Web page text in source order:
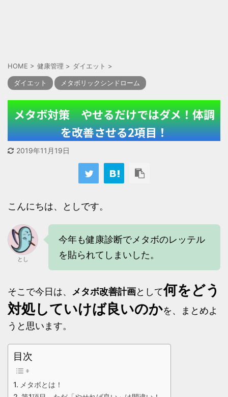
HOME > 健康管理 > ダイエット >
ダイエット メタボリックシンドローム
メタボ対策 やせるだけではダメ！体調
を改善させる2項目！
2019年11月19日
こんにちは、としです。
とし
今年も健康診断でメタボのレッテル
を貼られてしまいした。
そこで今日は、 メタボ改善計画として何をどう
対処していけば良いのかを、まとめよ
うと思います。
目次
メタボとは！